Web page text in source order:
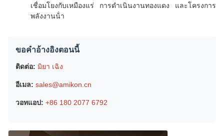
เชื่อมโยงกับเหมืองแร่ การดําเนินงานทองแดง และโครงการ
พลังงานน้ํา
ขอคําอ้างอิงตอนนี้
ติดต่อ: มิยา เฉิง
อีเมล: sales@amikon.cn
วอทแอป: +86 180 2077 6792